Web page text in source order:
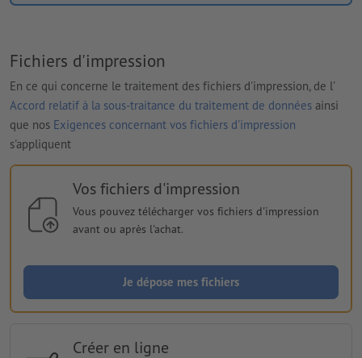
Fichiers d'impression
En ce qui concerne le traitement des fichiers d'impression, de l'
Accord relatif à la sous-traitance du traitement de données ainsi
que nos Exigences concernant vos fichiers d'impression
s'appliquent
Vos fichiers d'impression
Vous pouvez télécharger vos fichiers d'impression
avant ou après l'achat.
Je dépose mes fichiers
Créer en ligne